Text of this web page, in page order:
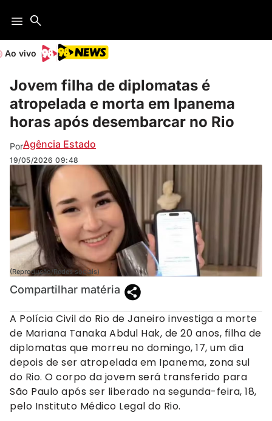
Ao vivo
Jovem filha de diplomatas é
atropelada e morta em Ipanema
horas após desembarcar no Rio
PorAgência Estado
19/05/2026 09:48
(Reprodução/Redes sociais)
Compartilhar matéria
A Polícia Civil do Rio de Janeiro investiga a morte
de Mariana Tanaka Abdul Hak, de 20 anos, filha de
diplomatas que morreu no domingo, 17, um dia
depois de ser atropelada em Ipanema, zona sul
do Rio. O corpo da jovem será transferido para
São Paulo após ser liberado na segunda-feira, 18,
pelo Instituto Médico Legal do Rio.